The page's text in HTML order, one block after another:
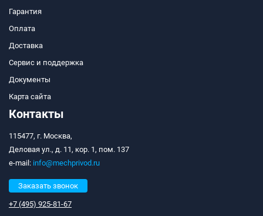
Гарантия
Оплата
Доставка
Сервис и поддержка
Документы
Карта сайта
Контакты
115477, г. Москва,
Деловая ул., д. 11, кор. 1, пом. 137
e-mail: info@mechprivod.ru
Заказать звонок
+7 (495) 925-81-67